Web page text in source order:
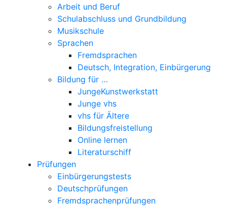
Arbeit und Beruf
Schulabschluss und Grundbildung
Musikschule
Sprachen
Fremdsprachen
Deutsch, Integration, Einbürgerung
Bildung für …
JungeKunstwerkstatt
Junge vhs
vhs für Ältere
Bildungsfreistellung
Online lernen
Literaturschiff
Prüfungen
Einbürgerungstests
Deutschprüfungen
Fremdsprachenprüfungen